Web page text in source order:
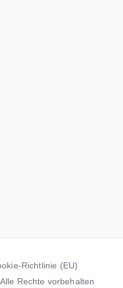
Richtlinie (EU)
Rechte vorbehalten